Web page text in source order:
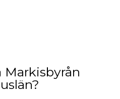
Markisbyrån